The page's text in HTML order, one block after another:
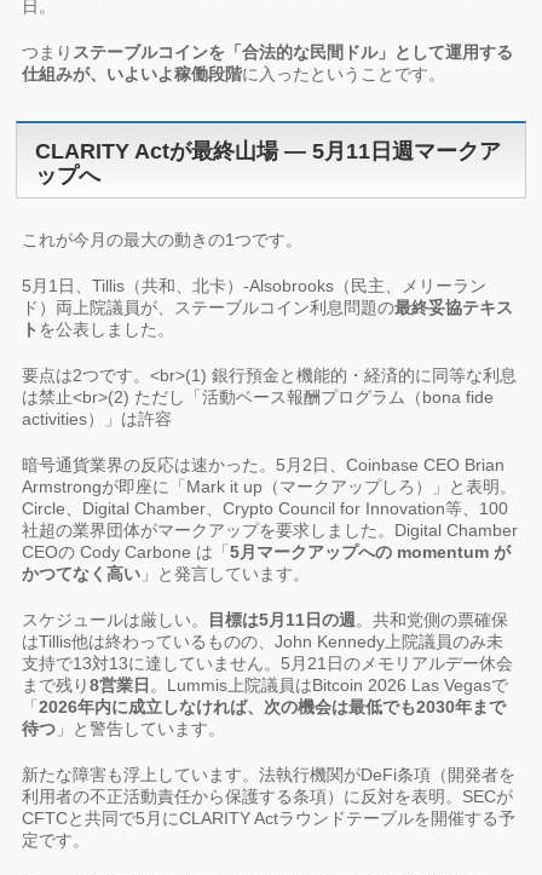
日。
つまり ステーブルコインを「合法的な民間ドル」として運用する
仕組みが、いよいよ稼働段階に入ったということです。
CLARITY Actが最終山場 ― 5月11日週マークア
ップへ
これが今月の最大の動きの1つです。
5月1日、Tillis（共和、北卡）-Alsobrooks（民主、メリーラン
ド）両上院議員が、ステーブルコイン利息問題の最終妥協テキス
ト を公表しました。
要点は2つです。<br>(1) 銀行預金と機能的・経済的に同等な利息
は禁止<br>(2) ただし「活動ベース報酬プログラム（bona fide
activities）」は許容
暗号通貨業界の反応は速かった。5月2日、Coinbase CEO Brian
Armstrongが即座に「Mark it up（マークアップしろ）」と表明。
Circle、Digital Chamber、Crypto Council for Innovation等、100
社超の業界団体がマークアップを要求しました。Digital Chamber
CEOの Cody Carbone は「5月マークアップへの momentum が
かつてなく高い 」と発言しています。
スケジュールは厳しい。 目標は5月11日の週 。共和党側の票確保
はTillis他は終わっているものの、John Kennedy上院議員のみ未
支持で13対13に達していません。5月21日のメモリアルデー休会
まで残り8営業日 。Lummis上院議員はBitcoin 2026 Las Vegasで
「2026年内に成立しなければ、次の機会は最低でも2030年まで
待つ 」と警告しています。
新たな障害も浮上しています。法執行機関がDeFi条項（開発者を
利用者の不正活動責任から保護する条項）に反対を表明。SECが
CFTCと共同で5月にCLARITY Actラウンドテーブルを開催する予
定です。